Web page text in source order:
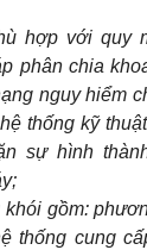
hợp với quy
phân chia
nguy hiểm
thống kỹ
sự hình
gồm:
thống cung